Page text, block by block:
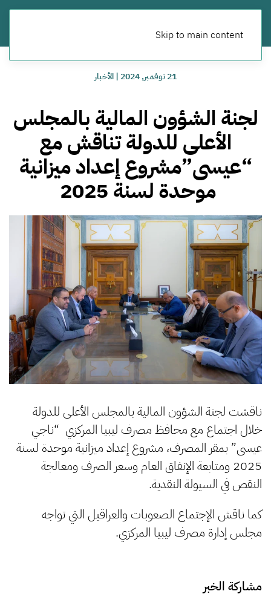
Skip to main content
21 نوفمبر, 2024 |الأخبار
لجنة الشؤون المالية بالمجلس
الأعلى للدولة تناقش مع
“عيسى”مشروع إعداد ميزانية
موحدة لسنة 2025
ناقشت لجنة الشؤون المالية بالمجلس الأعلى للدولة
خلال اجتماع مع محافظ مصرف ليبيا المركزي “ناجي
عيسى” بمقر المصرف، مشروع إعداد ميزانية موحدة لسنة
2025 ومتابعة الإنفاق العام وسعر الصرف ومعالجة
النقص في السيولة النقدية.
كما ناقش الإجتماع الصعوبات والعراقيل التي تواجه
مجلس إدارة مصرف ليبيا المركزي.
مشاركة الخبر